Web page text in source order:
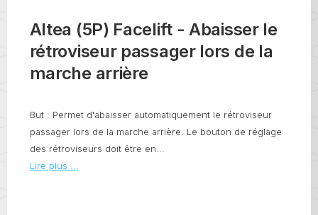
Altea (5P) Facelift - Abaisser le
rétroviseur passager lors de la
marche arrière
But : Permet d'abaisser automatiquement le rétroviseur
passager lors de la marche arrière. Le bouton de réglage
des rétroviseurs doit être en...
Lire plus ...